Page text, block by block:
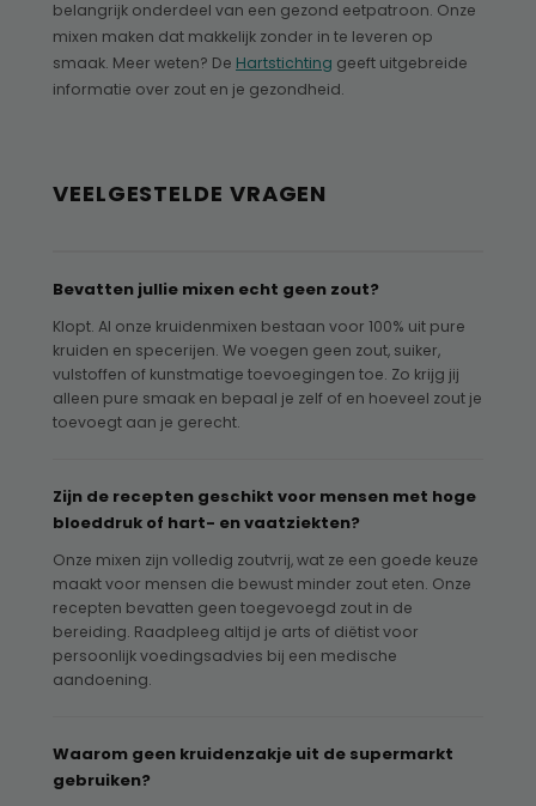
belangrijk onderdeel van een gezond eetpatroon. Onze
mixen maken dat makkelijk zonder in te leveren op
smaak. Meer weten? De Hartstichting geeft uitgebreide
informatie over zout en je gezondheid.
VEELGESTELDE VRAGEN
Bevatten jullie mixen echt geen zout?
Klopt. Al onze kruidenmixen bestaan voor 100% uit pure
kruiden en specerijen. We voegen geen zout, suiker,
vulstoffen of kunstmatige toevoegingen toe. Zo krijg jij
alleen pure smaak en bepaal je zelf of en hoeveel zout je
toevoegt aan je gerecht.
Zijn de recepten geschikt voor mensen met hoge
bloeddruk of hart- en vaatziekten?
Onze mixen zijn volledig zoutvrij, wat ze een goede keuze
maakt voor mensen die bewust minder zout eten. Onze
recepten bevatten geen toegevoegd zout in de
bereiding. Raadpleeg altijd je arts of diëtist voor
persoonlijk voedingsadvies bij een medische
aandoening.
Waarom geen kruidenzakje uit de supermarkt
gebruiken?